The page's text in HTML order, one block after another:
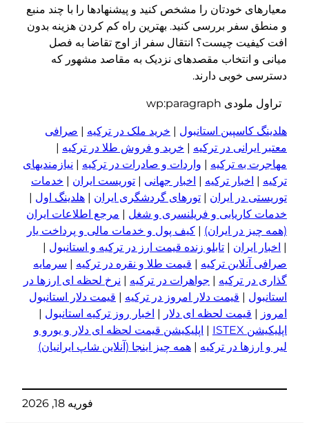
معیارهای خودتان را مشخص کنید و پیشنهادها را با چند منبع
و منطق سفر بررسی کنید. بهترین راه کم کردن هزینه بدون
افت کیفیت چیست؟ انتقال سفر از اوج تقاضا به فصل
میانی و انتخاب مقصدهای نزدیک به مقاصد مشهور که
دسترسی خوبی دارند.
تراول ملودی wp:paragraph
هلدینگ کاسپین استانبول | خرید ملک در ترکیه | صرافی
معتبر ایرانی در ترکیه | خرید و فروش طلا در ترکیه |
مهاجرت به ترکیه | واردات و صادرات در ترکیه | نیازمندیهای
ترکیه | اخبار ترکیه | اخبار جهانی | توریست ایران | خدمات
توریستی در ایران | تورهای گردشگری ایران | هلدینگ اول |
خدمات کاریابی و فریلنسری و شغل | مرجع اطلاعات ایران
(همه چیز در ایران) | کیف پول و خدمات مالی و پرداخت یار
| اخبار ایران | تابلو زنده قیمت ارز در ترکیه و استانبول |
صرافی آنلاین ترکیه | قیمت طلا و نقره در ترکیه | سرمایه
گذاری در ترکیه | جواهرات در ترکیه | نرخ لحظه ای ارزها در
استانبول | قیمت دلار امروز در ترکیه | قیمت دلار استانبول
امروز | قیمت لحظه ای دلار | اخبار روز ترکیه استانبول |
اپلیکیشن ISTEX
| اپلیکیشن قیمت لحظه ای دلار و یورو و
لیر و ار زها در ترکیه | همه چیز اینجا (آنلاین شاپ ایرانیان)
فوریه 18, 2026